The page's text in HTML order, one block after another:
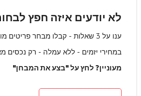
לא יודעים איזה חפץ
ענו על 3 שאלות - קבלו מבחר פריטים מותאם אישית
במחירי יזמים - ללא עמלה - רק נכסים
מעוניין? לחץ על "בצע את המבחן"